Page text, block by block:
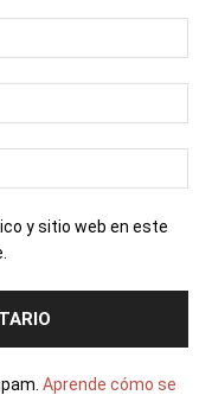
y sitio web en este
Aprende cómo se